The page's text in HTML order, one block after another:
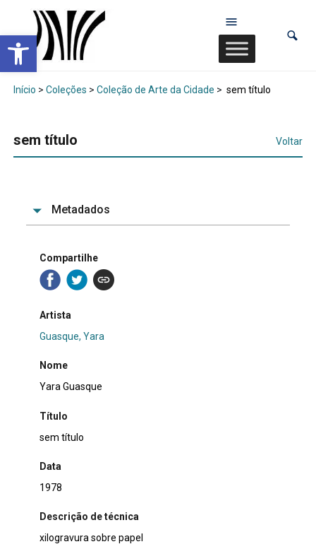
Abrir a barra de ferramentas
Início > Coleções > Coleção de Arte da Cidade > sem título
sem título Voltar
Metadados
Compartilhe
Artista
Guasque, Yara
Nome
Yara Guasque
Título
sem título
Data
1978
Descrição de técnica
xilogravura sobre papel